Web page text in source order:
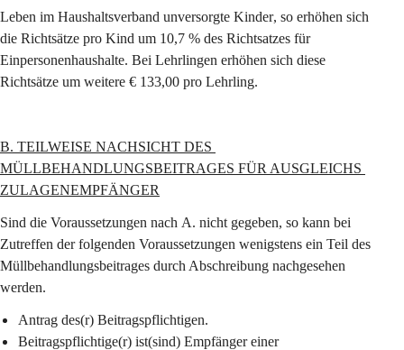
Leben im Haushaltsverband unversorgte Kinder, so erhöhen sich
die Richtsätze pro Kind um 10,7 % des Richtsatzes für
Einpersonenhaushalte. Bei Lehrlingen erhöhen sich diese
Richtsätze um weitere € 133,00 pro Lehrling.
B. TEILWEISE NACHSICHT DES
MÜLLBEHANDLUNGSBEITRAGES FÜR AUSGLEICHS
ZULAGENEMPFÄNGER
Sind die Voraussetzungen nach A. nicht gegeben, so kann bei
Zutreffen der folgenden Voraussetzungen wenigstens ein Teil des
Müllbehandlungsbeitrages durch Abschreibung nachgesehen
werden.
Antrag des(r) Beitragspflichtigen.
Beitragspflichtige(r) ist(sind) Empfänger einer